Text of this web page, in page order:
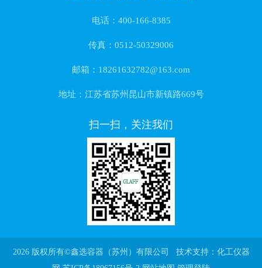
电话：400-166-8385
传真：0512-50329006
邮箱：18261632782@163.com
地址：江苏省苏州昆山市新镇路669号
扫一扫，关注我们
2026 版权所有©鑫选容器（苏州）有限公司 技术支持： 化工仪器